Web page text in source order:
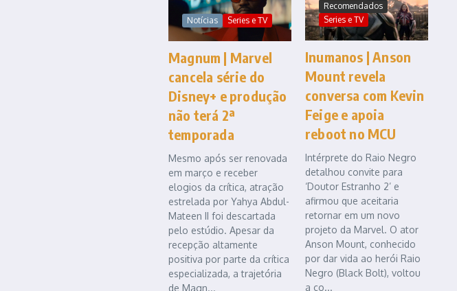
Notícias Series e TV
Magnum | Marvel
cancela série do
Disney+ e produção
não terá 2ª
temporada
Mesmo após ser renovada
em março e receber
elogios da crítica, atração
estrelada por Yahya Abdul-
Mateen II foi descartada
pelo estúdio. Apesar da
recepção altamente
positiva por parte da crítica
especializada, a trajetória
de Magn...
Recomendados
Series e TV
Inumanos | Anson
Mount revela
conversa com Kevin
Feige e apoia
reboot no MCU
Intérprete do Raio Negro
detalhou convite para
‘Doutor Estranho 2’ e
afirmou que aceitaria
retornar em um novo
projeto da Marvel. O ator
Anson Mount, conhecido
por dar vida ao herói Raio
Negro (Black Bolt), voltou
a co...